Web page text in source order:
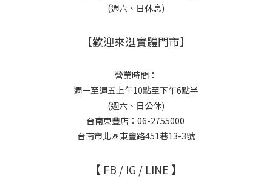
(週六、日休息)
【歡迎來逛實體門市】
營業時間：
週一至週五上午10點至下午6點半
(週六、日公休)
台南東豐店：06-2755000
台南市北區東豐路451巷13-3號
【 FB / IG / LINE 】